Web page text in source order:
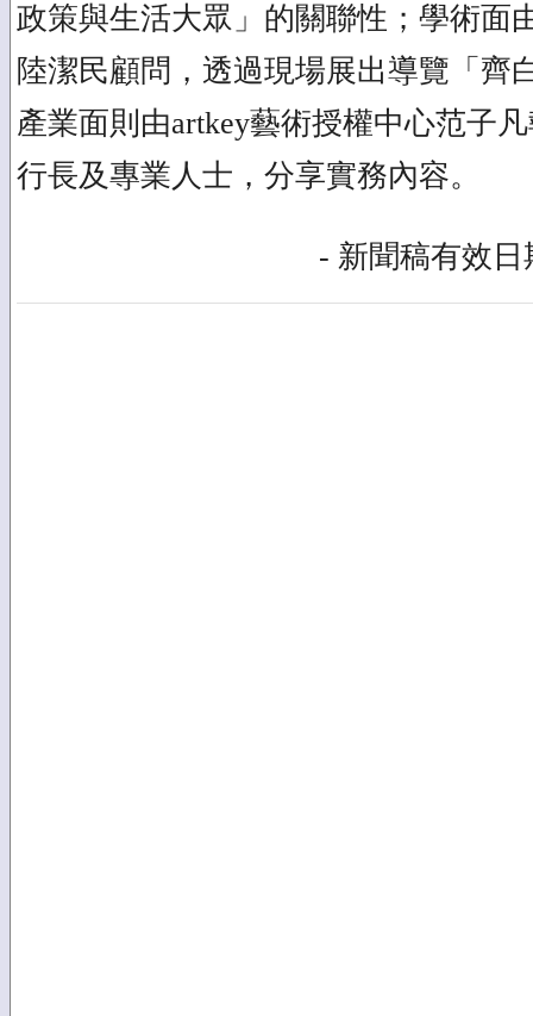
政策與生活大眾」的關聯性；學術面
陸潔民顧問，透過現場展出導覽「齊
產業面則由artkey藝術授權中心范子
行長及專業人士，分享實務內容。
- 新聞稿有效日